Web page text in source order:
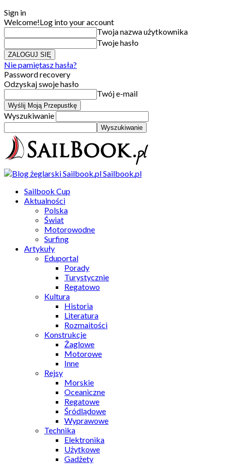
Sign in
Welcome!Log into your account
Twoja nazwa użytkownika
Twoje hasło
Nie pamiętasz hasła?
Password recovery
Odzyskaj swoje hasło
Twój e-mail
Wyszukiwanie
Sailbook.pl
Sailbook Cup
Aktualności
Polska
Świat
Motorowodne
Surfing
Artykuły
Eduportal
Porady
Turystycznie
Regatowo
Kultura
Historia
Literatura
Rozmaitości
Konstrukcje
Żaglowe
Motorowe
Inne
Rejsy
Morskie
Oceaniczne
Regatowe
Śródlądowe
Wyprawowe
Technika
Elektronika
Użytkowe
Gadżety